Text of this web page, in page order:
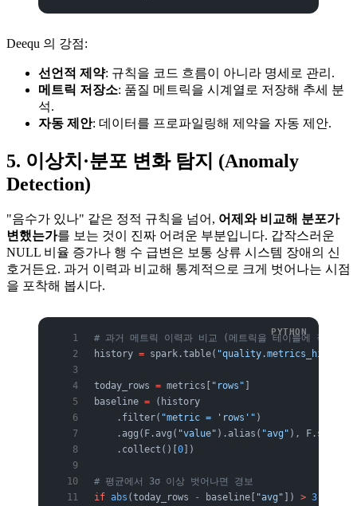
Deequ 의 강점:
선언적 제약: 규칙을 코드 흐름이 아니라 명세로 관리.
메트릭 저장소: 품질 메트릭을 시계열로 저장해 추세 분
석.
자동 제안: 데이터를 프로파일링해 제약을 자동 제안.
5. 이상치·분포 변화 탐지 (Anomaly
Detection)
"음수가 있나" 같은 정적 규칙을 넘어, 어제와 비교해 분포가
변했는가를 보는 것이 진짜 어려운 부분입니다. 갑작스러운
NULL 비율 증가나 행 수 급변은 보통 상류 시스템 장애의 신
호거든요. 과거 이력과 비교해 통계적으로 크게 벗어나는 시점
을 포착해 봅시다.
# 과거 메트릭 이력과 비교 (메트릭을 테이블에 적재해
history = spark.table( "quality.metrics_history"
today_rows = metrics[ "rows"
baseline = (history
    .filter(
"metric = 'rows'" )
    .agg(F.avg(
"value" ).alias( "avg" ), F.stddev(
    .collect()[
0 ])
# 평균에서 3σ 이상 벗어나면 경보
if abs (today_rows - baseline[ "avg" ]) > 3